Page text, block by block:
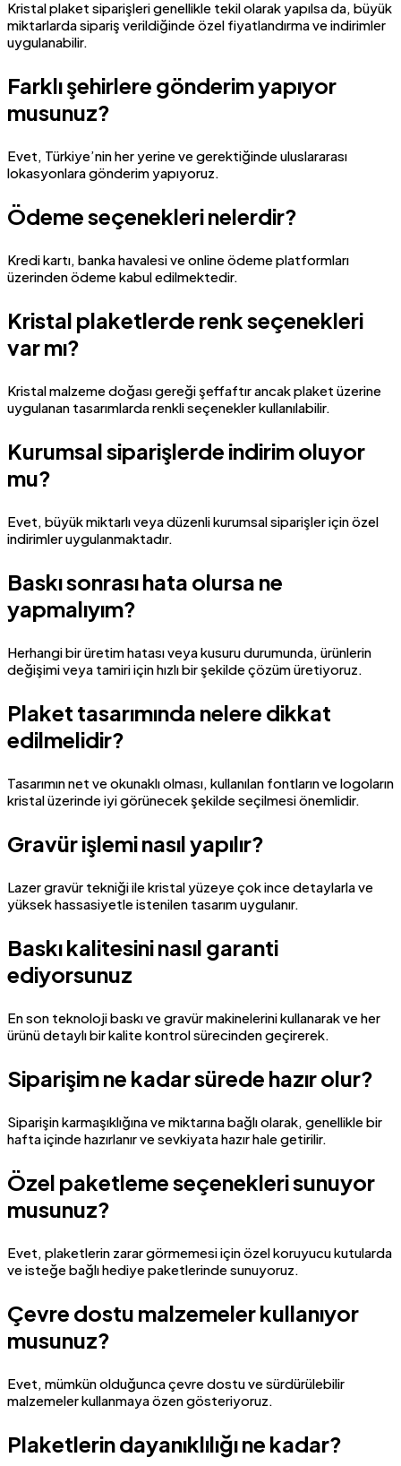
Kristal plaket siparişleri genellikle tekil olarak yapılsa da, büyük
miktarlarda sipariş verildiğinde özel fiyatlandırma ve indirimler
uygulanabilir.
Farklı şehirlere gönderim yapıyor
musunuz?
Evet, Türkiye’nin her yerine ve gerektiğinde uluslararası
lokasyonlara gönderim yapıyoruz.
Ödeme seçenekleri nelerdir?
Kredi kartı, banka havalesi ve online ödeme platformları
üzerinden ödeme kabul edilmektedir.
Kristal plaketlerde renk seçenekleri
var mı?
Kristal malzeme doğası gereği şeffaftır ancak plaket üzerine
uygulanan tasarımlarda renkli seçenekler kullanılabilir.
Kurumsal siparişlerde indirim oluyor
mu?
Evet, büyük miktarlı veya düzenli kurumsal siparişler için özel
indirimler uygulanmaktadır.
Baskı sonrası hata olursa ne
yapmalıyım?
Herhangi bir üretim hatası veya kusuru durumunda, ürünlerin
değişimi veya tamiri için hızlı bir şekilde çözüm üretiyoruz.
Plaket tasarımında nelere dikkat
edilmelidir?
Tasarımın net ve okunaklı olması, kullanılan fontların ve logoların
kristal üzerinde iyi görünecek şekilde seçilmesi önemlidir.
Gravür işlemi nasıl yapılır?
Lazer gravür tekniği ile kristal yüzeye çok ince detaylarla ve
yüksek hassasiyetle istenilen tasarım uygulanır.
Baskı kalitesini nasıl garanti
ediyorsunuz
En son teknoloji baskı ve gravür makinelerini kullanarak ve her
ürünü detaylı bir kalite kontrol sürecinden geçirerek.
Siparişim ne kadar sürede hazır olur?
Siparişin karmaşıklığına ve miktarına bağlı olarak, genellikle bir
hafta içinde hazırlanır ve sevkiyata hazır hale getirilir.
Özel paketleme seçenekleri sunuyor
musunuz?
Evet, plaketlerin zarar görmemesi için özel koruyucu kutularda
ve isteğe bağlı hediye paketlerinde sunuyoruz.
Çevre dostu malzemeler kullanıyor
musunuz?
Evet, mümkün olduğunca çevre dostu ve sürdürülebilir
malzemeler kullanmaya özen gösteriyoruz.
Plaketlerin dayanıklılığı ne kadar?